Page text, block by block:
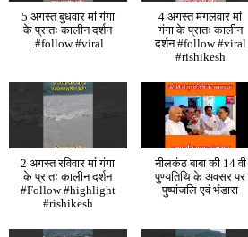
5 अगस्त बुधवार मां गंगा
के प्रातः कालीन दर्शन
.#follow #viral
4 अगस्त मंगलवार मां
गंगा के प्रातः कालीन
दर्शन #follow #viral
#rishikesh
2 अगस्त रविवार मां गंगा
के प्रातः कालीन दर्शन
#Follow #highlight
#rishikesh
नीलकंठ बाबा की 14 वी
पुण्यतिथि के अवसर पर
पुष्पांजलि एवं भंडारा